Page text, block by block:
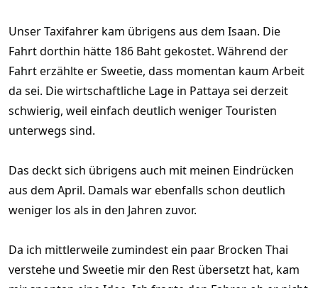
Unser Taxifahrer kam übrigens aus dem Isaan. Die
Fahrt dorthin hätte 186 Baht gekostet. Während der
Fahrt erzählte er Sweetie, dass momentan kaum Arbeit
da sei. Die wirtschaftliche Lage in Pattaya sei derzeit
schwierig, weil einfach deutlich weniger Touristen
unterwegs sind.
Das deckt sich übrigens auch mit meinen Eindrücken
aus dem April. Damals war ebenfalls schon deutlich
weniger los als in den Jahren zuvor.
Da ich mittlerweile zumindest ein paar Brocken Thai
verstehe und Sweetie mir den Rest übersetzt hat, kam